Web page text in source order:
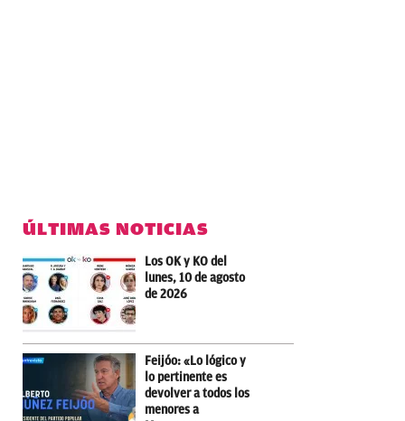
ÚLTIMAS NOTICIAS
Los OK y KO del
lunes, 10 de agosto
de 2026
Feijóo: «Lo lógico y
lo pertinente es
devolver a todos los
menores a